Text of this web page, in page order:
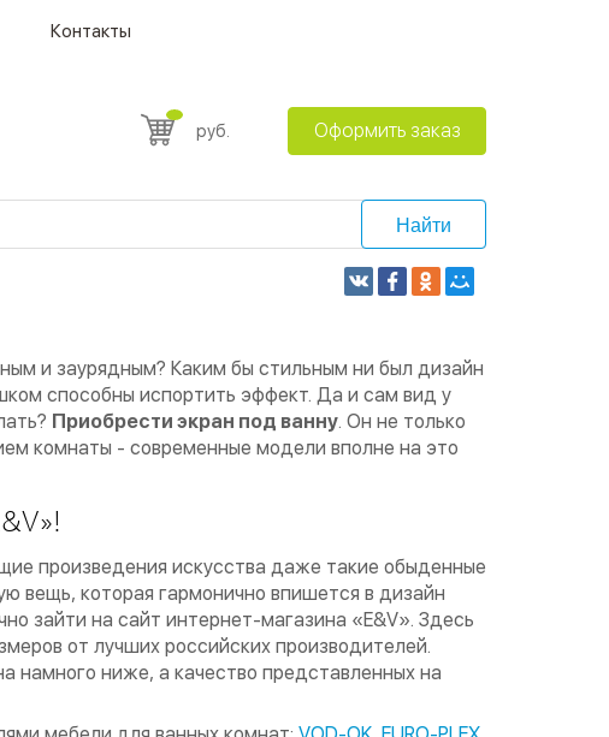
Контакты
руб. Оформить заказ
Найти
и заурядным? Каким бы стильным ни был дизайн
способны испортить эффект. Да и сам вид у
Приобрести экран под ванну. Он не только
комнаты - современные модели вполне на это
произведения искусства даже такие обыденные
вещь, которая гармонично впишется в дизайн
зайти на сайт интернет-магазина «E&V». Здесь
от лучших российских производителей.
намного ниже, а качество представленных на